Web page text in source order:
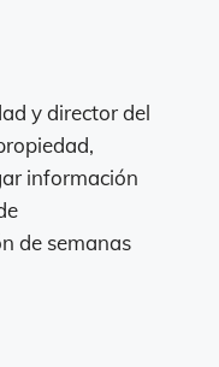
y director del
información
de semanas